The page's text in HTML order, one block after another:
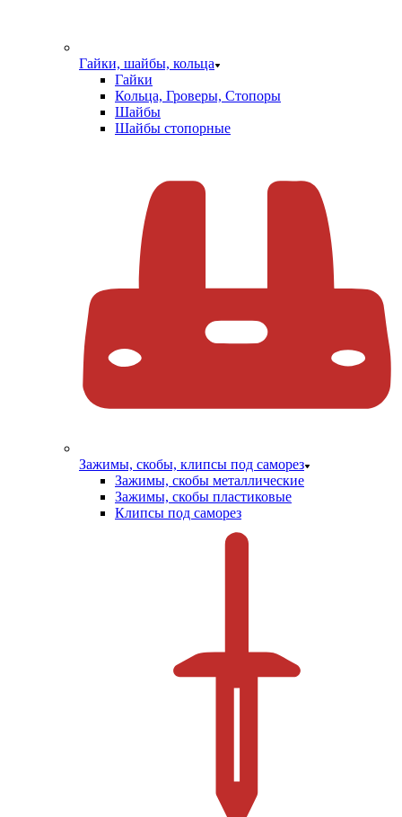
Гайки, шайбы, кольца
Гайки
Кольца, Гроверы, Стопоры
Шайбы
Шайбы стопорные
Зажимы, скобы, клипсы под саморез
Зажимы, скобы металлические
Зажимы, скобы пластиковые
Клипсы под саморез